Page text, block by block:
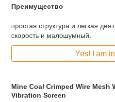
Преимущество
простая структура и легкая
скорость и малошумный.
Mine Coal Crimped Wire Mesh
Vibration Screen